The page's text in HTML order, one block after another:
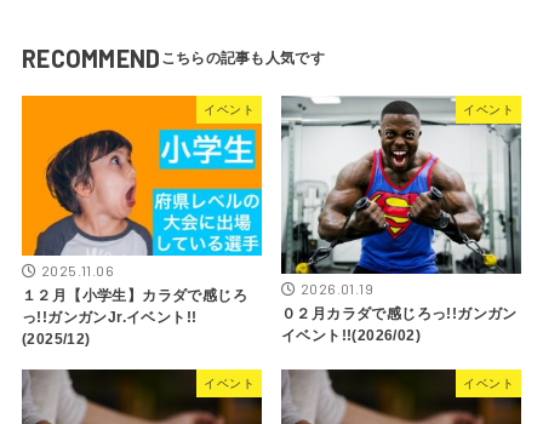
RECOMMEND
イベント
2025.11.06
１２月【小学生】カラダで感じろ
っ!!ガンガンJr.イベント!!
(2025/12)
イベント
2026.01.19
０２月カラダで感じろっ!!ガンガン
イベント!!(2026/02)
イベント イベント